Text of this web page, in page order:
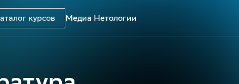
курсов Медиа Нетологии